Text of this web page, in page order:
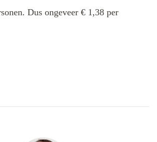
Dus ongeveer € 1,38 per